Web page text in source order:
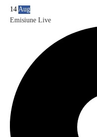
14 Aug
Emisiune Live